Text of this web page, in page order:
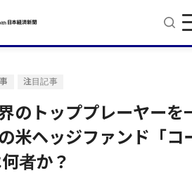
注目記事
のトッププレーヤーを
米ヘッジファンド「コ
者か？